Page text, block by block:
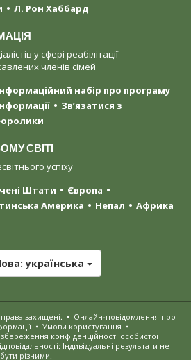
Л. Рон Хаббард
у сфері реабілітації
членів сімей
набір про програму
Зв’язатися з
СВІТІ
успіху
Штати
Європа
Америка Непал Африка
українська
права захищені. • Онлайн-повідомлення про
• Умови користування •
конфіденційності особистої
Індивідуальні результати не
різними.